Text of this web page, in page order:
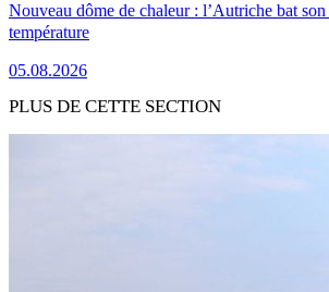
Nouveau dôme de chaleur : l’Autriche bat
température
05.08.2026
PLUS DE CETTE SECTION